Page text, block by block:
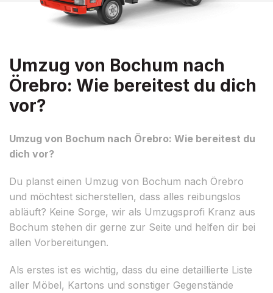
Umzug von Bochum nach
Örebro: Wie bereitest du dich
vor?
Umzug von Bochum nach Örebro: Wie bereitest du
dich vor?
Du planst einen Umzug von Bochum nach Örebro
und möchtest sicherstellen, dass alles reibungslos
abläuft? Keine Sorge, wir als Umzugsprofi Kranz aus
Bochum stehen dir gerne zur Seite und helfen dir bei
allen Vorbereitungen.
Als erstes ist es wichtig, dass du eine detaillierte Liste
aller Möbel, Kartons und sonstiger Gegenstände